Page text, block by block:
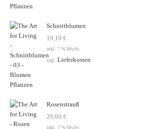
Schnittblumen
19,10 €
inkl. 7 % MwSt.
zzgl. Lieferkosten
Rosenstrauß
29,00 €
inkl. 7 % MwSt.